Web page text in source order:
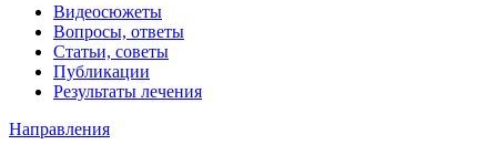
Видеосюжеты
Вопросы, ответы
Статьи, советы
Публикации
Результаты лечения
Направления